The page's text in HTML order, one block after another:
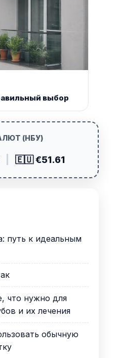
выбор
(НБУ)
🇪🇺 €51.61
путь к идеальным
что нужно для
и их лечения
обычную